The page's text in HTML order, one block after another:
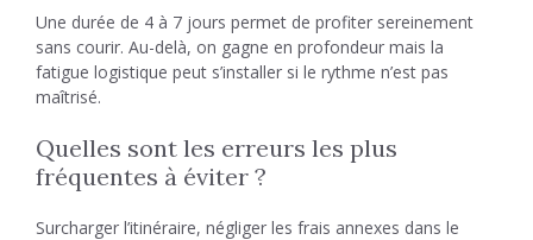
Une durée de 4 à 7 jours permet de profiter sereinement
sans courir. Au-delà, on gagne en profondeur mais la
fatigue logistique peut s’installer si le rythme n’est pas
maîtrisé.
Quelles sont les erreurs les plus
fréquentes à éviter ?
Surcharger l’itinéraire, négliger les frais annexes dans le